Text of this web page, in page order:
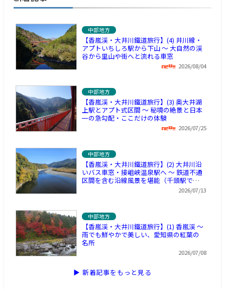
中部地方
【香嵐渓・大井川鐵道旅行】(4) 井川線・
アプトいちしろ駅から下山 ～ 大自然の渓
谷から里山や街へと流れる車窓
2026/08/04
中部地方
【香嵐渓・大井川鐵道旅行】(3) 奥大井湖
上駅とアプト式区間 ～ 秘境の絶景と日本
一の急勾配・ここだけの体験
2026/07/25
中部地方
【香嵐渓・大井川鐵道旅行】(2) 大井川沿
いバス車窓・接岨峡温泉駅へ ～ 鉄道不通
区間を含む沿線風景を堪能（千頭駅で休
2026/07/13
中部地方
【香嵐渓・大井川鐵道旅行】(1) 香嵐渓 ～
雨でも鮮やかで美しい、愛知県の紅葉の
名所
2026/07/08
▶ 新着記事をもっと見る